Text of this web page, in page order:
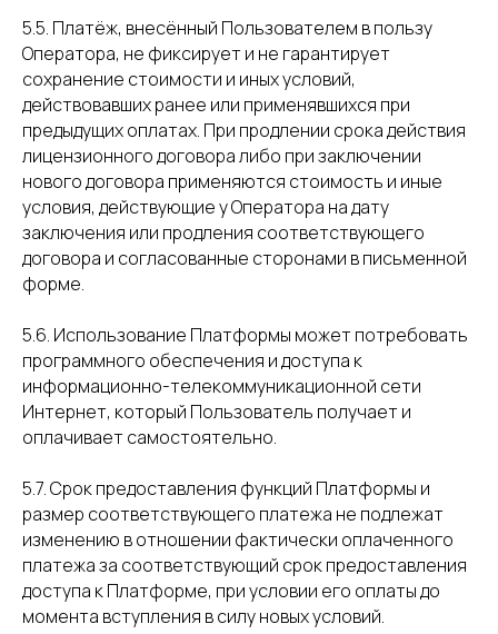
5.5. Платёж, внесённый Пользователем в пользу
Оператора, не фиксирует и не гарантирует
сохранение стоимости и иных условий,
действовавших ранее или применявшихся при
предыдущих оплатах. При продлении срока действия
лицензионного договора либо при заключении
нового договора применяются стоимость и иные
условия, действующие у Оператора на дату
заключения или продления соответствующего
договора и согласованные сторонами в письменной
форме.
5.6. Использование Платформы может потребовать
программного обеспечения и доступа к
информационно-телекоммуникационной сети
Интернет, который Пользователь получает и
оплачивает самостоятельно.
5.7. Срок предоставления функций Платформы и
размер соответствующего платежа не подлежат
изменению в отношении фактически оплаченного
платежа за соответствующий срок предоставления
доступа к Платформе, при условии его оплаты до
момента вступления в силу новых условий.